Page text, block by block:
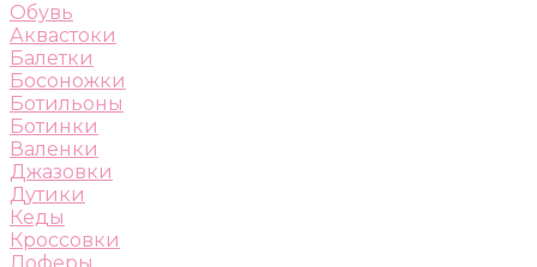
Обувь
Аквастоки
Балетки
Босоножки
Ботильоны
Ботинки
Валенки
Джазовки
Дутики
Кеды
Кроссовки